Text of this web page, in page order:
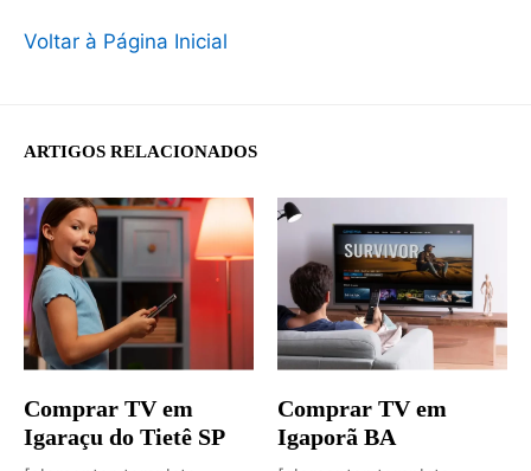
Voltar à Página Inicial
ARTIGOS RELACIONADOS
Comprar TV em
Igaraçu do Tietê SP
Comprar TV em
Igaporã BA